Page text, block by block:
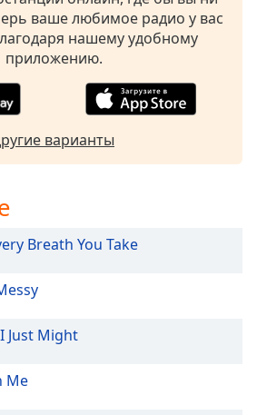
ваше любимое радио у вас
нашему удобному
приложению.
варианты
Breath You Take
I Just Might
Me